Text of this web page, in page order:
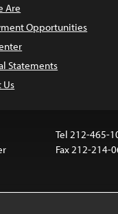
Are
Opportunities
Statements
Us
Tel 212-465-
Fax 212-214-